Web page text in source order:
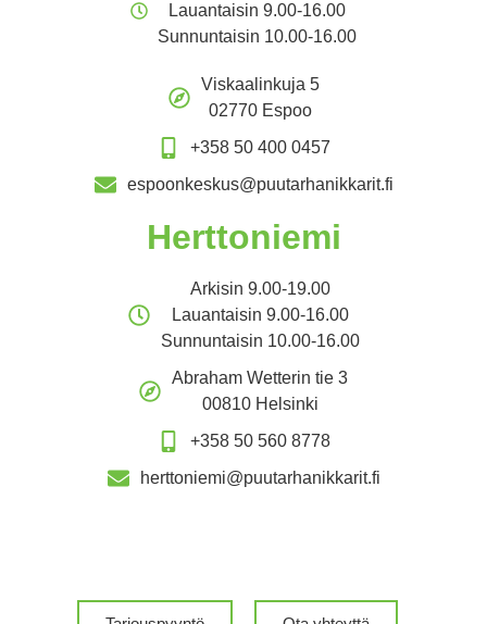
Lauantaisin 9.00-16.00
Sunnuntaisin 10.00-16.00
Viskaalinkuja 5
02770 Espoo
+358 50 400 0457
espoonkeskus@puutarhanikkarit.fi
Herttoniemi
Arkisin 9.00-19.00
Lauantaisin 9.00-16.00
Sunnuntaisin 10.00-16.00
Abraham Wetterin tie 3
00810 Helsinki
+358 50 560 8778
herttoniemi@puutarhanikkarit.fi